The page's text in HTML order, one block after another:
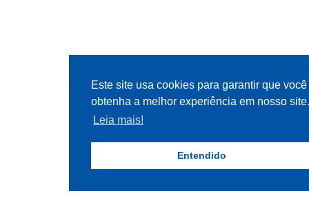
Este site usa cookies para garantir que você
obtenha a melhor experiência em nosso site.
Leia mais!
Entendido